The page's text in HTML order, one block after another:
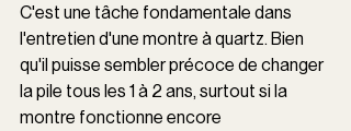
C'est une tâche fondamentale dans
l'entretien d'une montre à quartz. Bien
qu'il puisse sembler précoce de changer
la pile tous les 1 à 2 ans, surtout si la
montre fonctionne encore